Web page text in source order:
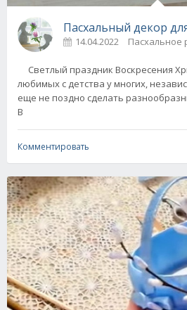
Пасхальный декор
14.04.2022 Пасхальное
Светлый праздник Воскресения
любимых с детства у многих,
еще не поздно сделать
В
Комментировать